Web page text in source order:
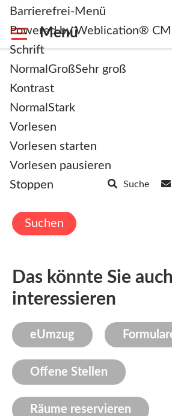
Barrierefrei-Menü
Powered by Weblication®
Schrift
Normal GroßSehr groß
Kontrast
Normal Stark
Vorlesen
Vorlesen starten
Vorlesen pausieren
Stoppen
Suche
Wonach suchen
Suchen
Das könnte Sie auch
interessieren
eUmzug
Offene Stellen
Räume reservieren